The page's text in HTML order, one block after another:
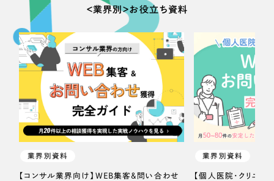
＜業界別＞お役立ち資料
業界別資料
【コンサル業界向け】WEB集客＆問い合わせ
業界別資料
【個人医院・クリニッ